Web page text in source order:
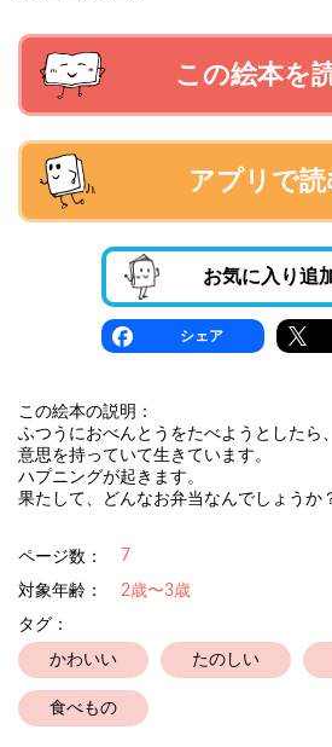
この絵本を
アプリで読
お気に入り追
シェア
この絵本の説明：
ふつうにおべんとうをたべようとしたら
意思を持っていて生きています。
ハプニングが起きます。
果たして、どんなお弁当なんでしょうか
ページ数： 7
対象年齢：
2歳〜3歳
タグ：
かわいい たのしい
食べもの